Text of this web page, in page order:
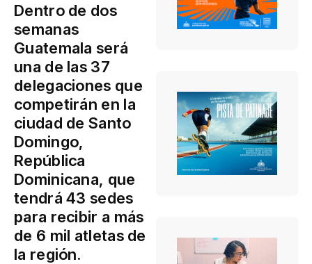
Dentro de dos
semanas
Guatemala será
una de las 37
delegaciones que
competirán en la
ciudad de Santo
Domingo,
República
Dominicana, que
tendrá 43 sedes
para recibir a más
de 6 mil atletas de
la región.